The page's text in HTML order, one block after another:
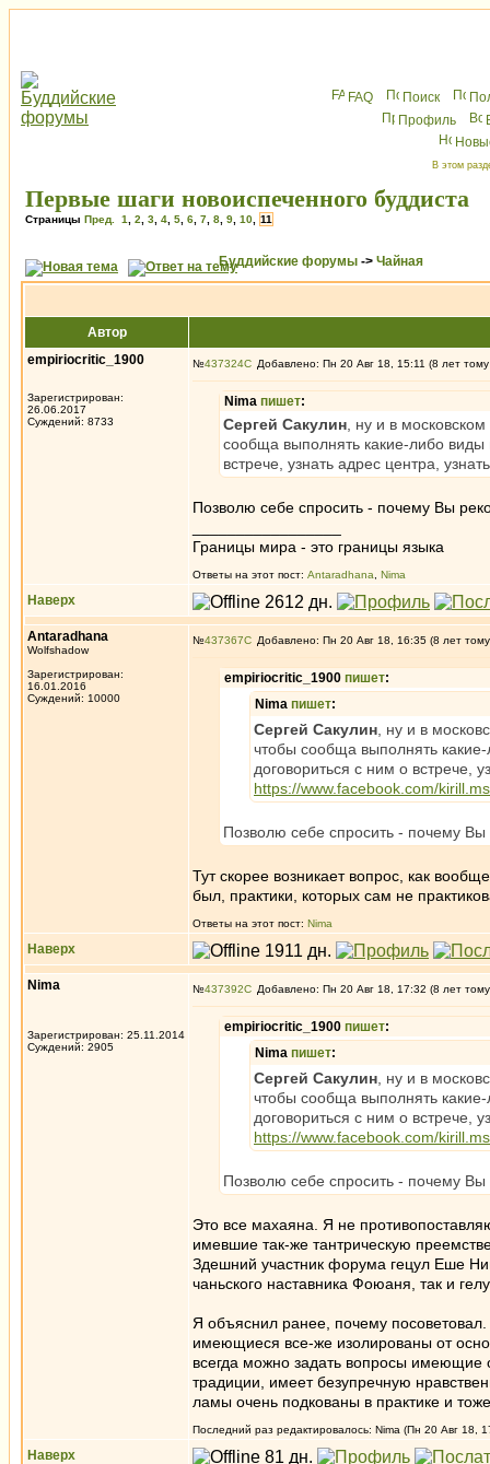
FAQ Поиск
Профиль
В этом
Первые шаги новоиспеченного буддиста
Страницы Пред. 1 2 3 4 5 6 7 8 9 10 11
Буддийские форумы -> Чайная
Автор
empiriocritic_1900
Зарегистрирован:
26.06.2017
Суждений: 8733
№437324 Добавлено: Пн 20 Авг 18, 15:11 (8 лет
Nima пишет:
Сергей Сакулин , ну и в
сообща выполнять какие-либо виды
встрече, узнать адрес центра,
Позволю себе спросить - почему Вы
Границы мира - это границы языка
Ответы на этот пост: Antaradhana Nima
Наверх
Antaradhana
Wolfshadow
Зарегистрирован:
16.01.2016
Суждений: 10000
№437367 Добавлено: Пн 20 Авг 18, 16:35 (8 лет
empiriocritic_1900 пишет:
Nima пишет:
Сергей Сакулин , ну и в
чтобы сообща выполнять
договориться с ним о встрече,
https://www.facebook.com/
Позволю себе спросить - почему
Тут скорее возникает вопрос, как
был, практики, которых сам не
Ответы на этот пост: Nima
Наверх
Nima
Зарегистрирован: 25.11.2014
Суждений: 2905
№437392 Добавлено: Пн 20 Авг 18, 17:32 (8 лет
empiriocritic_1900 пишет:
Nima пишет:
Сергей Сакулин , ну и в
чтобы сообща выполнять
договориться с ним о встрече,
https://www.facebook.com/
Позволю себе спросить - почему
Это все махаяна. Я не
имевшие так-же тантрическую
Здешний участник форума гецул Еше
чаньского наставника Фоюаня, так и
Я объяснил ранее, почему
имеющиеся все-же изолированы от
всегда можно задать вопросы имеющие
традиции, имеет безупречную
ламы очень подкованы в практике и
Последний раз редактировалось: Nima (Пн 20 Авг 18,
Наверх